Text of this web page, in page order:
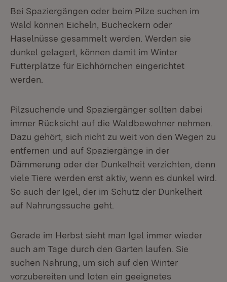
Bei Spaziergängen oder beim Pilze suchen im
Wald können Eicheln, Bucheckern oder
Haselnüsse gesammelt werden. Werden sie
dunkel gelagert, können damit im Winter
Futterplätze für Eichhörnchen eingerichtet
werden.
Pilzsuchende und Spaziergänger sollten dabei
immer Rücksicht auf die Waldbewohner nehmen.
Dazu gehört, sich nicht zu weit von den Wegen zu
entfernen und auf Spaziergänge in der
Dämmerung oder der Dunkelheit verzichten, denn
viele Tiere werden erst aktiv, wenn es dunkel wird.
So auch der Igel, der im Schutz der Dunkelheit
auf Nahrungssuche geht.
Gerade im Herbst sieht man Igel immer wieder
auch am Tage durch den Garten laufen. Sie
suchen Nahrung, um sich auf den Winter
vorzubereiten und loten ein geeignetes